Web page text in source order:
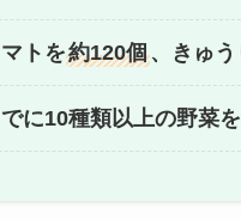
トを約120個、きゅう
に10種類以上の野菜